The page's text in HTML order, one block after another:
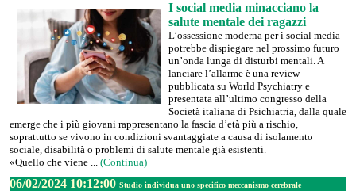
I social media minacciano la
salute mentale dei ragazzi
L’ossessione moderna per i social media
potrebbe dispiegare nel prossimo futuro
un’onda lunga di disturbi mentali. A
lanciare l’allarme è una review
pubblicata su World Psychiatry e
presentata all’ultimo congresso della
Società italiana di Psichiatria, dalla quale
emerge che i più giovani rappresentano la fascia d’età più a rischio,
soprattutto se vivono in condizioni svantaggiate a causa di isolamento
sociale, disabilità o problemi di salute mentale già esistenti.
«Quello che viene ... (Continua)
06/02/2024 10:12:00 Studio individua uno specifico meccanismo cerebrale